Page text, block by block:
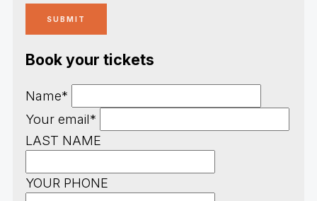
Book your tickets
Name*
Your email*
LAST NAME
YOUR PHONE